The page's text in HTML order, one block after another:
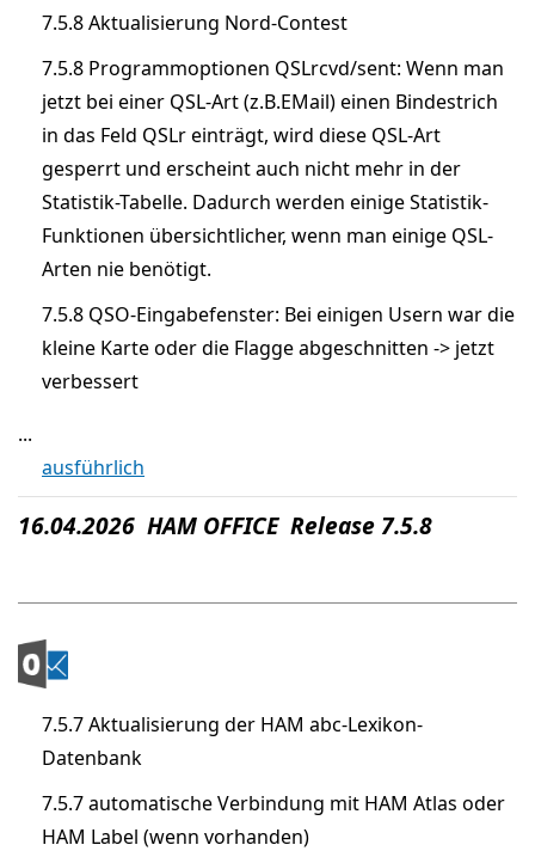
7.5.8 Aktualisierung Nord-Contest
7.5.8 Programmoptionen QSLrcvd/sent: Wenn man
jetzt bei einer QSL-Art (z.B.EMail) einen Bindestrich
in das Feld QSLr einträgt, wird diese QSL-Art
gesperrt und erscheint auch nicht mehr in der
Statistik-Tabelle. Dadurch werden einige Statistik-
Funktionen übersichtlicher, wenn man einige QSL-
Arten nie benötigt.
7.5.8 QSO-Eingabefenster: Bei einigen Usern war die
kleine Karte oder die Flagge abgeschnitten -> jetzt
verbessert
...
ausführlich
16.04.2026 HAM OFFICE Release 7.5.8
7.5.7 Aktualisierung der HAM abc-Lexikon-
Datenbank
7.5.7 automatische Verbindung mit HAM Atlas oder
HAM Label (wenn vorhanden)